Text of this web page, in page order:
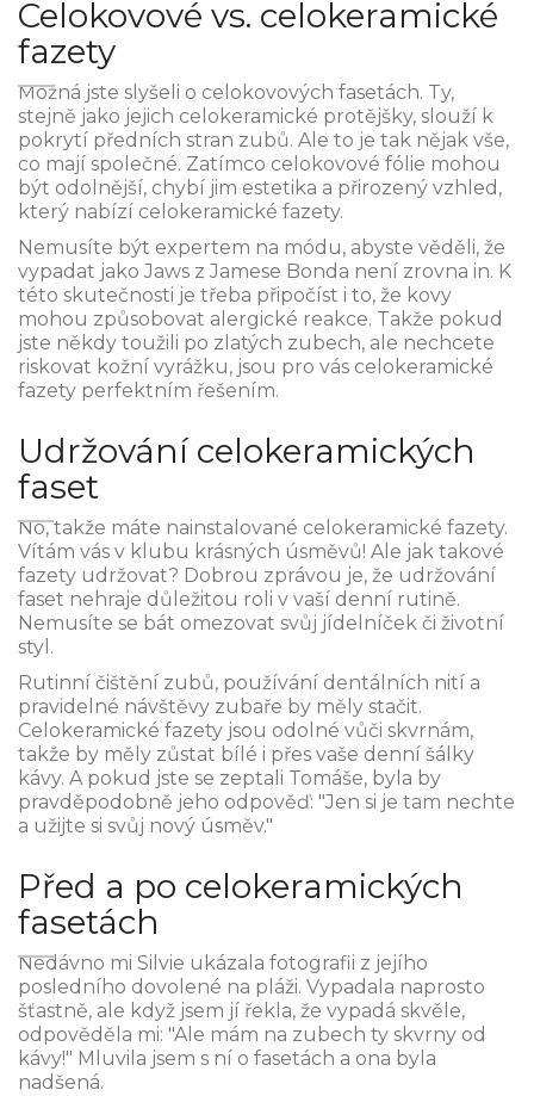
Celokovové vs. celokeramické
fazety
Možná jste slyšeli o celokovových fasetách. Ty,
stejně jako jejich celokeramické protějšky, slouží k
pokrytí předních stran zubů. Ale to je tak nějak vše,
co mají společné. Zatímco celokovové fólie mohou
být odolnější, chybí jim estetika a přirozený vzhled,
který nabízí celokeramické fazety.
Nemusíte být expertem na módu, abyste věděli, že
vypadat jako Jaws z Jamese Bonda není zrovna in. K
této skutečnosti je třeba připočíst i to, že kovy
mohou způsobovat alergické reakce. Takže pokud
jste někdy toužili po zlatých zubech, ale nechcete
riskovat kožní vyrážku, jsou pro vás celokeramické
fazety perfektním řešením.
Udržování celokeramických
faset
No, takže máte nainstalované celokeramické fazety.
Vítám vás v klubu krásných úsměvů! Ale jak takové
fazety udržovat? Dobrou zprávou je, že udržování
faset nehraje důležitou roli v vaší denní rutině.
Nemusíte se bát omezovat svůj jídelníček či životní
styl.
Rutinní čištění zubů, používání dentálních nití a
pravidelné návštěvy zubaře by měly stačit.
Celokeramické fazety jsou odolné vůči skvrnám,
takže by měly zůstat bílé i přes vaše denní šálky
kávy. A pokud jste se zeptali Tomáše, byla by
pravděpodobně jeho odpověď: "Jen si je tam nechte
a užijte si svůj nový úsměv."
Před a po celokeramických
fasetách
Nedávno mi Silvie ukázala fotografii z jejího
posledního dovolené na pláži. Vypadala naprosto
šťastně, ale když jsem jí řekla, že vypadá skvěle,
odpověděla mi: "Ale mám na zubech ty skvrny od
kávy!" Mluvila jsem s ní o fasetách a ona byla
nadšená.